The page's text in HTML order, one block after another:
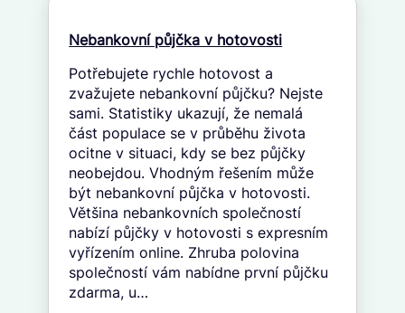
Nebankovní půjčka v hotovosti
Potřebujete rychle hotovost a
zvažujete nebankovní půjčku? Nejste
sami. Statistiky ukazují, že nemalá
část populace se v průběhu života
ocitne v situaci, kdy se bez půjčky
neobejdou. Vhodným řešením může
být nebankovní půjčka v hotovosti.
Většina nebankovních společností
nabízí půjčky v hotovosti s expresním
vyřízením online. Zhruba polovina
společností vám nabídne první půjčku
zdarma, u…